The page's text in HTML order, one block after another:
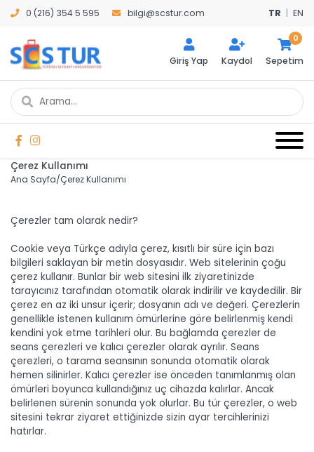
0 (216) 354 5 595 bilgi@scstur.com TR | EN
Giriş Yap Kaydol Sepetim
0
Çerez Kullanımı
Ana Sayfa/Çerez Kullanımı
Çerezler tam olarak nedir?
Cookie veya Türkçe adıyla çerez, kısıtlı bir süre için bazı
bilgileri saklayan bir metin dosyasıdır. Web sitelerinin çoğu
çerez kullanır. Bunlar bir web sitesini ilk ziyaretinizde
tarayıcınız tarafından otomatik olarak indirilir ve kaydedilir. Bir
çerez en az iki unsur içerir; dosyanın adı ve değeri. Çerezlerin
genellikle istenen kullanım ömürlerine göre belirlenmiş kendi
kendini yok etme tarihleri olur. Bu bağlamda çerezler de
seans çerezleri ve kalıcı çerezler olarak ayrılır. Seans
çerezleri, o tarama seansının sonunda otomatik olarak
hemen silinirler. Kalıcı çerezler ise önceden tanımlanmış olan
ömürleri boyunca kullandığınız uç cihazda kalırlar. Ancak
belirlenen sürenin sonunda yok olurlar. Bu tür çerezler, o web
sitesini tekrar ziyaret ettiğinizde sizin ayar tercihlerinizi
hatırlar.